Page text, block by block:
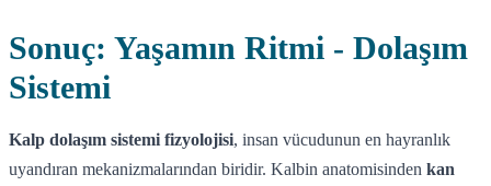
Sonuç: Yaşamın Ritmi - Dolaşım
Sistemi
Kalp dolaşım sistemi fizyolojisi, insan vücudunun en hayranlık
uyandıran mekanizmalarından biridir. Kalbin anatomisinden kan